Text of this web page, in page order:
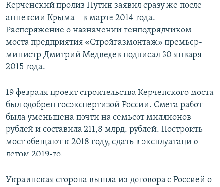
Керченский пролив Путин заявил сразу же после
аннексии Крыма – в марте 2014 года.
Распоряжение о назначении генподрядчиком
моста предприятия «Стройгазмонтаж» премьер-
министр Дмитрий Медведев подписал 30 января
2015 года.
19 февраля проект строительства Керченского моста
был одобрен госэкспертизой России. Смета работ
была уменьшена почти на семьсот миллионов
рублей и составила 211,8 млрд. рублей. Построить
мост обещают к 2018 году, сдать в эксплуатацию –
летом 2019-го.
Украинская сторона вышла из договора с Россией о